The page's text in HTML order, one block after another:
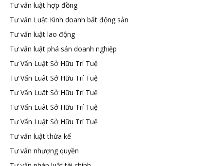
Tư vấn luật hợp đồng
Tư vấn Luật Kinh doanh bất động sản
Tư vấn luật lao động
Tư vấn luật phá sản doanh nghiệp
Tư Vấn Luật Sở Hữu Trí Tuệ
Tư Vấn Luât Sở Hữu Trí Tuệ
Tư Vấn Luât Sở Hữu Trí Tuệ
Tư Vấn Luât Sở Hữu Trí Tuệ
Tư Vấn Luật Sở Hữu Trí Tuệ
Tư vấn luật thừa kế
Tư vấn nhượng quyền